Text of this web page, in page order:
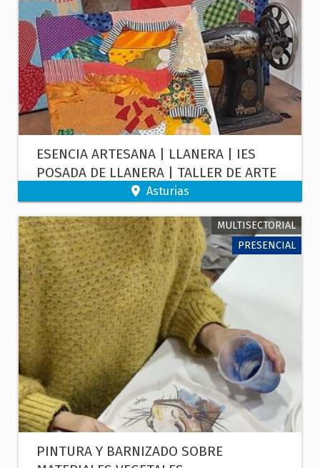
ESENCIA ARTESANA | LLANERA | IES
POSADA DE LLANERA | TALLER DE ARTE
TEXTIL: ABSTRACTO - USUARIOS DEL
Asturias
MULTISECTORIAL
PRESENCIAL
PINTURA Y BARNIZADO SOBRE